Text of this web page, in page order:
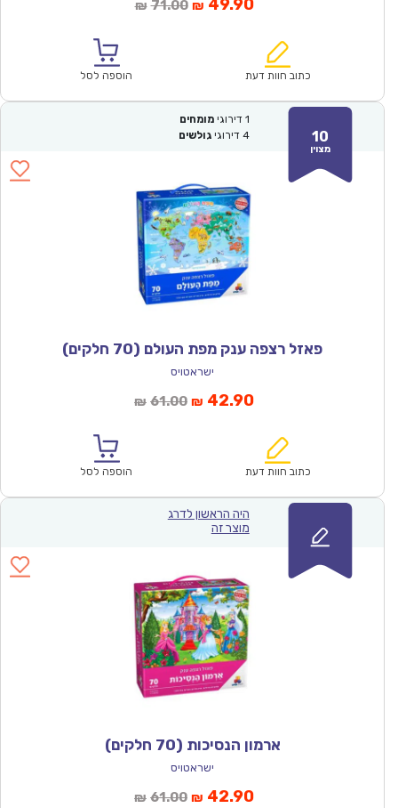
₪ 71.00
₪71.00.
₪ 49.90
הוא:
כתוב חוות דעת הוספה לסל
10
מצוין
1 דירוגי מומחים
4 דירוגי גולשים
פאזל רצפה ענק מפת העולם (70 חלקים)
ישראטויס
₪ 61.00המחיר
₪61.00.
₪ 42.90המחיר
הוא:
כתוב חוות דעת הוספה לסל
היה הראשון לדרג
מוצר זה
ארמון הנסיכות (70 חלקים)
ישראטויס
₪ 61.00המחיר
₪ 42.90המחיר